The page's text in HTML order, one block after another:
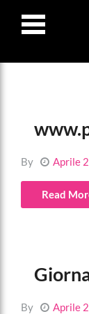
By Aprile
Read
By Aprile